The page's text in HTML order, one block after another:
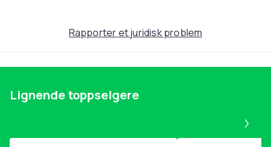
Rapporter et juridisk problem
Lignende toppselgere